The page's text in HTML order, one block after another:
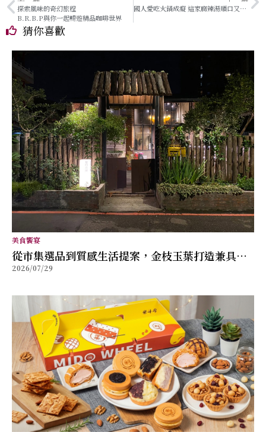
探索風味的奇幻旅程
B.R.B.P與你一起暢遊精品咖啡世界
國人愛吃火鍋成癡 這家麻辣湯順口又養身
猜你喜歡
美食饗宴
從市集選品到質感生活提案，金枝玉葉打造兼具風
格與舒適的女性穿搭品牌
2026/07/29